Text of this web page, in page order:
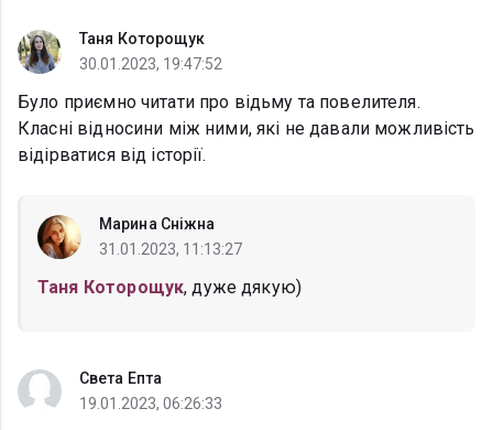
Таня Которощук
30.01.2023, 19:47:52
Було приємно читати про відьму та повелителя.
Класні відносини між ними, які не давали можливість
відірватися від історії.
Марина Сніжна
31.01.2023, 11:13:27
Таня Которощук, дуже дякую)
Света Епта
19.01.2023, 06:26:33